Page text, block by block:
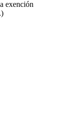
exención